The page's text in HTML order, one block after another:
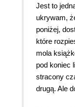
Jest to
ukrywam,
poniżej,
które
mola
pod koniec
stracony
drugą. Ale